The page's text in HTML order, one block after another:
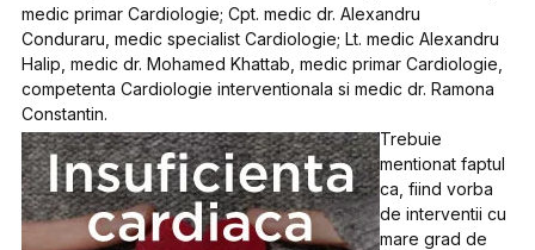
medic primar Cardiologie; Cpt. medic dr. Alexandru
Conduraru, medic specialist Cardiologie; Lt. medic Alexandru
Halip, medic dr. Mohamed Khattab, medic primar Cardiologie,
competenta Cardiologie interventionala si medic dr. Ramona
Constantin.
Trebuie
mentionat faptul
ca, fiind vorba
de interventii cu
mare grad de